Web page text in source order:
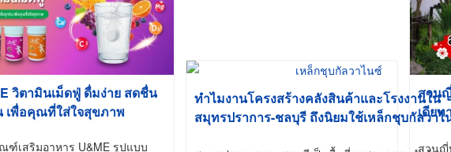
วิตามินเม็ดฟู่ ดื่มง่าย สดชื่น
เพื่อคุณที่ใส่ใจสุขภาพ
ฑ์เสริมอาหาร U&ME รูปแบบ
ทำไมงานโครงสร้างคลังสินค้าและโรงงานใน
สมุทรปราการ-ชลบุรี ถึงนิยมใช้เหล็กชุบกัลวาไ
สวน
เดีย
สวนญี่